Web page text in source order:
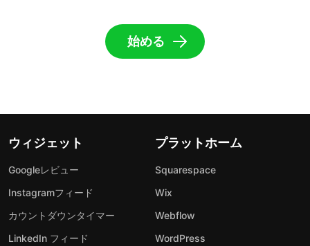
始める
ウィジェット
Googleレビュー
Instagramフィード
カウントダウンタイマー
LinkedIn フィード
プラットホーム
Squarespace
Wix
Webflow
WordPress